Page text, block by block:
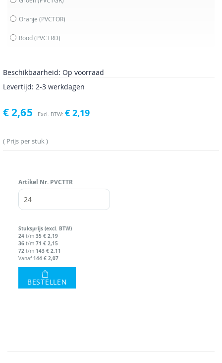
Oranje (PVCTOR)
Rood(PVCTRD)
Beschikbaarheid: Op voorraad
Levertijd: 2-3 werkdagen
€ 2,65 € 2,19
Prijs per stuk
Artikel Nr. PVCTTR
Stuksprijs (excl. BTW)
24 t/m 35 € 2,19
36 t/m 71 € 2,15
72 t/m 143 € 2,11
Vanaf 144 € 2,07
BESTELLEN